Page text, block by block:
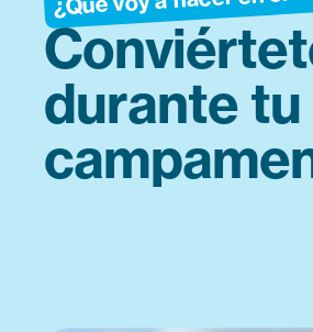
durante tu